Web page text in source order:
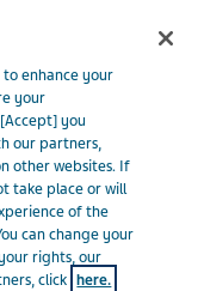
enhance your
your
you
our partners,
other websites. If
take place or will
of the
can change your
rights, our
click here.